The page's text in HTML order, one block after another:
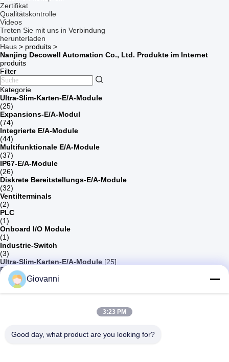
Zertifikat
Qualitätskontrolle
Videos
Treten Sie mit uns in Verbindung
herunterladen
Haus > produits >
Nanjing Decowell Automation Co., Ltd. Produkte im Internet
produits
Filter
Kategorie
Ultra-Slim-Karten-E/A-Module
(25)
Expansions-E/A-Modul
(74)
Integrierte E/A-Module
(44)
Multifunktionale E/A-Module
(37)
IP67-E/A-Module
(26)
Diskrete Bereitstellungs-E/A-Module
(32)
Ventilterminals
(2)
PLC
(1)
Onboard I/O Module
(1)
Industrie-Switch
(3)
Ultra-Slim-Karten-E/A-Module [25]
Expansions-E/A-Modul
Integrierte E/A-Module
Multifunktionale E/A-Module
IP67-E/A-Module [26]
Industrie-Switch [3]
Giovanni
3:23 PM
Good day, what product are you looking for?